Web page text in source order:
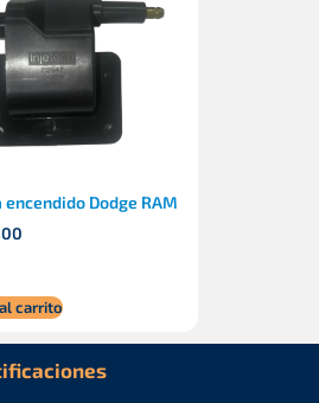
encendido Dodge RAM
carrito